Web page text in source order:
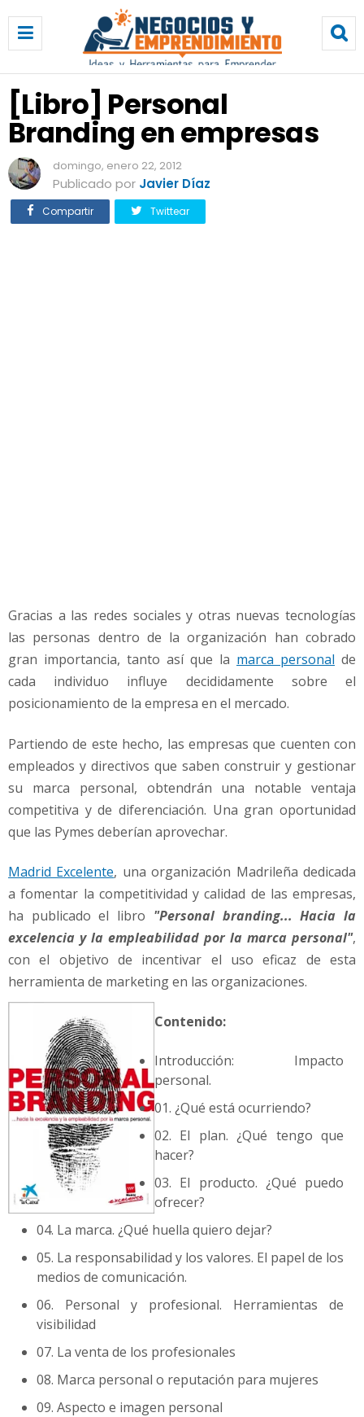
i
b
o
]
P
e
r
s
o
[Libro] Personal
Branding en empresas
domingo, enero 22, 2012
Publicado por Javier Díaz
Compartir Twittear
Gracias a las redes sociales y otras nuevas tecnologías
las personas dentro de la organización han cobrado
gran importancia, tanto así que la marca personal de
cada individuo influye decididamente sobre el
posicionamiento de la empresa en el mercado.
Partiendo de este hecho, las empresas que cuenten con
empleados y directivos que saben construir y gestionar
su marca personal, obtendrán una notable ventaja
competitiva y de diferenciación. Una gran oportunidad
que las Pymes deberían aprovechar.
Madrid Excelente, una organización Madrileña dedicada
a fomentar la competitividad y calidad de las empresas,
ha publicado el libro "Personal branding... Hacia la
excelencia y la empleabilidad por la marca personal",
con el objetivo de incentivar el uso eficaz de esta
herramienta de marketing en las organizaciones.
Contenido:
Introducción: Impacto
personal.
01. ¿Qué está ocurriendo?
02. El plan. ¿Qué tengo que
hacer?
03. El producto. ¿Qué puedo
ofrecer?
04. La marca. ¿Qué huella quiero dejar?
05. La responsabilidad y los valores. El papel de los
medios de comunicación.
06. Personal y profesional. Herramientas de
visibilidad
07. La venta de los profesionales
08. Marca personal o reputación para mujeres
09. Aspecto e imagen personal